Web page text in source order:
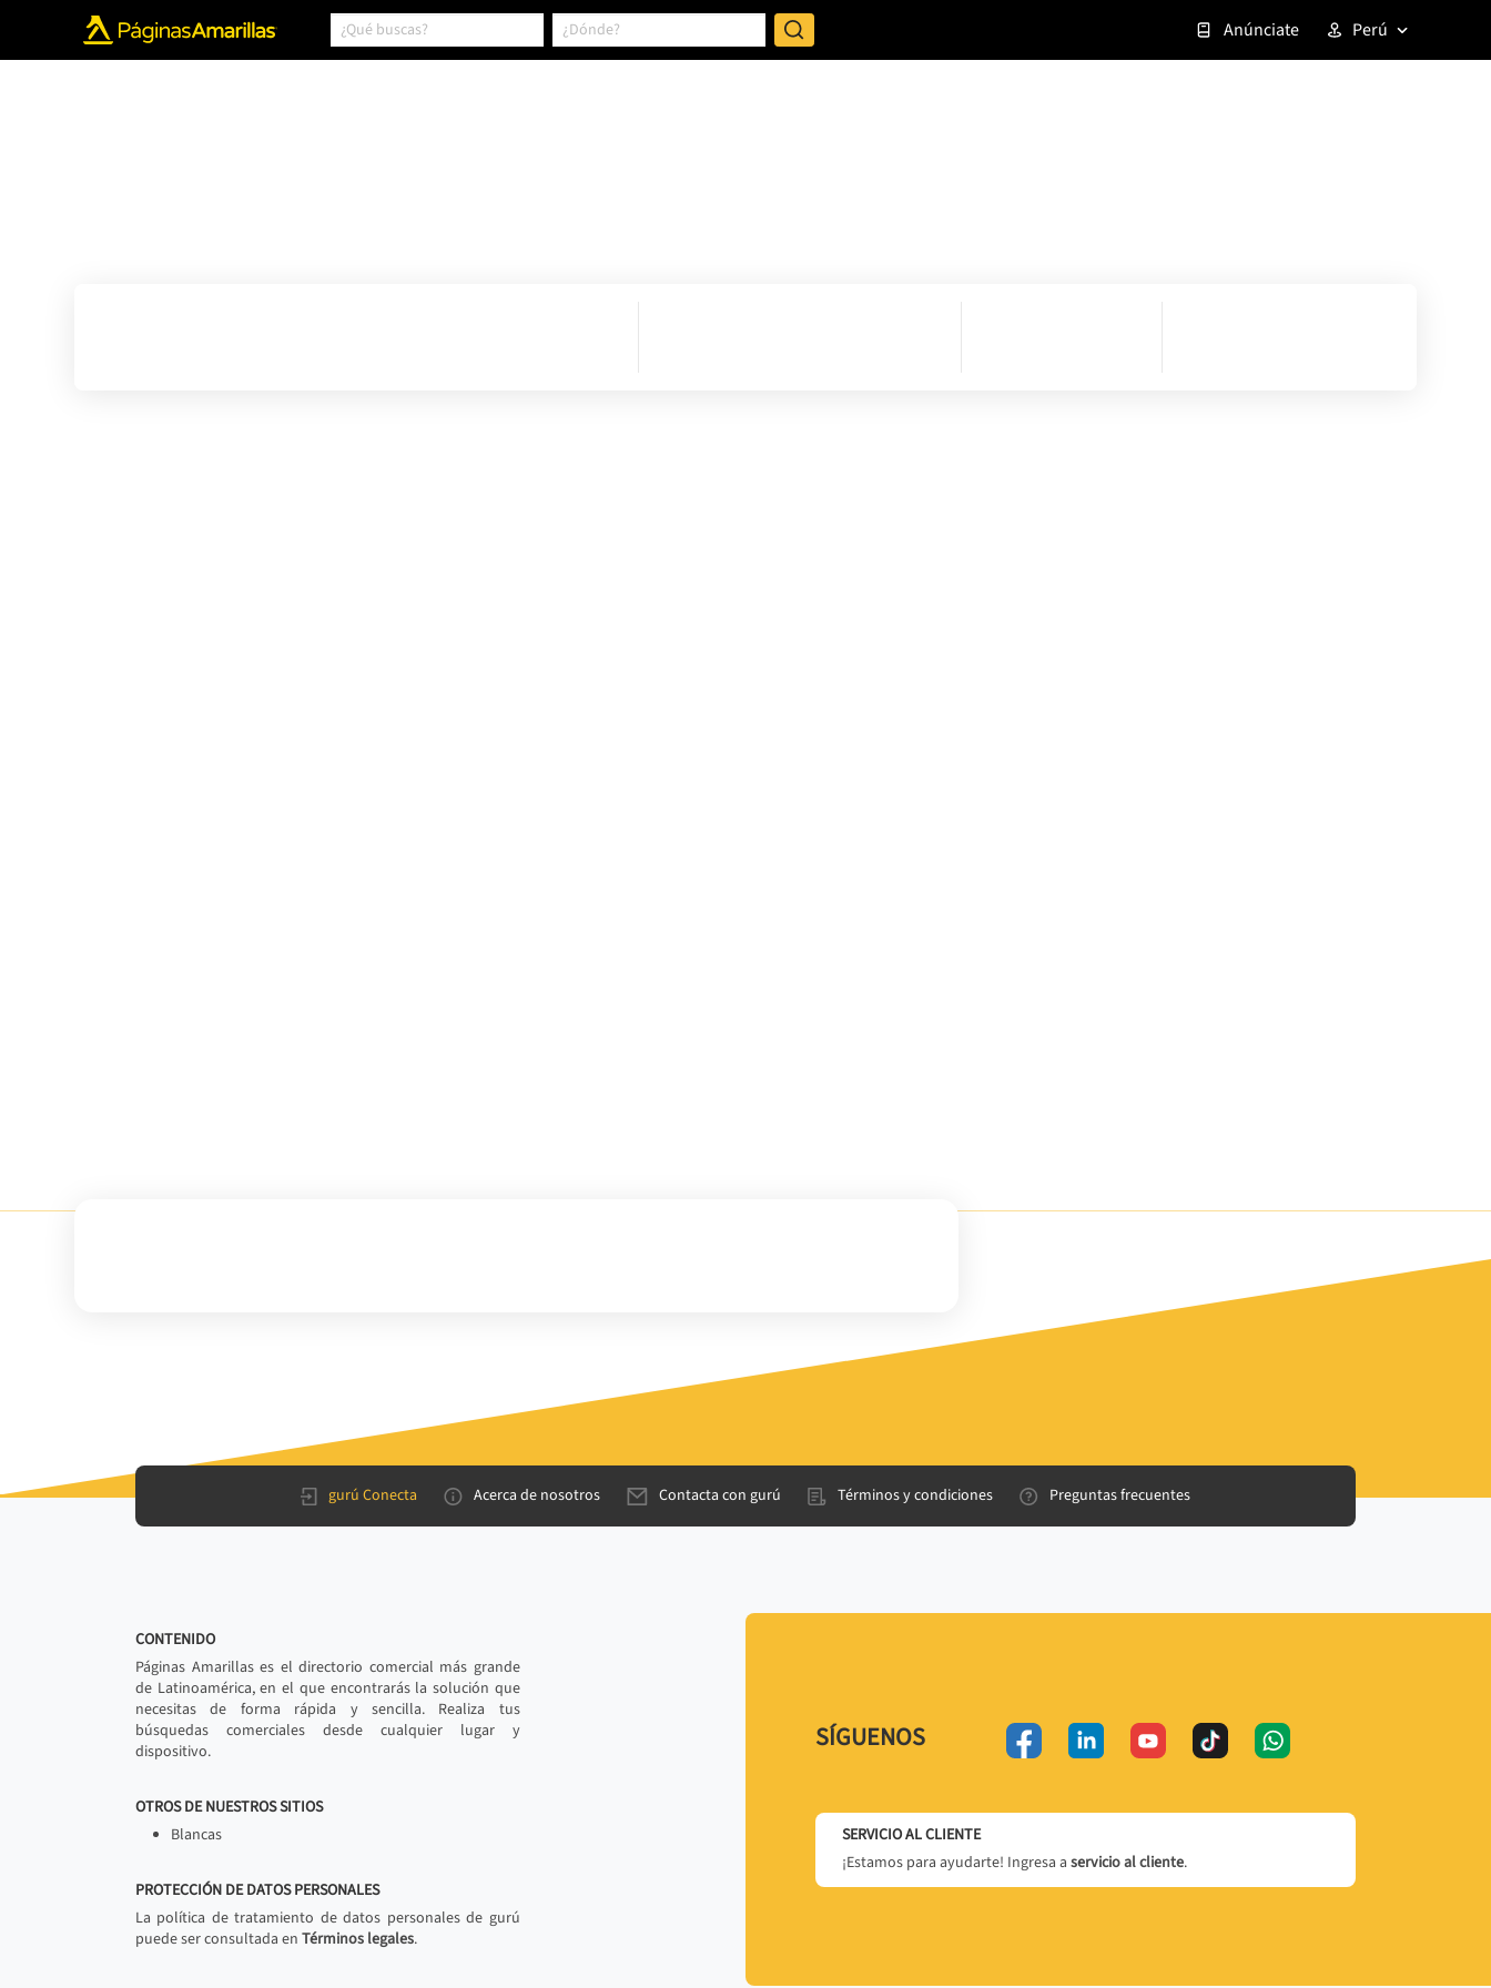
Anúnciate Perú
gurú Conecta Acerca de nosotros Contacta con gurú Términos y condiciones Preguntas frecuentes
CONTENIDO
Páginas Amarillas es el directorio comercial más grande
de Latinoamérica, en el que encontrarás la solución que
necesitas de forma rápida y sencilla. Realiza tus
búsquedas comerciales desde cualquier lugar y
dispositivo.
OTROS DE NUESTROS SITIOS
Blancas
PROTECCIÓN DE DATOS PERSONALES
La política de tratamiento de datos personales de gurú
puede ser consultada en Términos legales.
SÍGUENOS
SERVICIO AL CLIENTE
¡Estamos para ayudarte! Ingresa a servicio al cliente.